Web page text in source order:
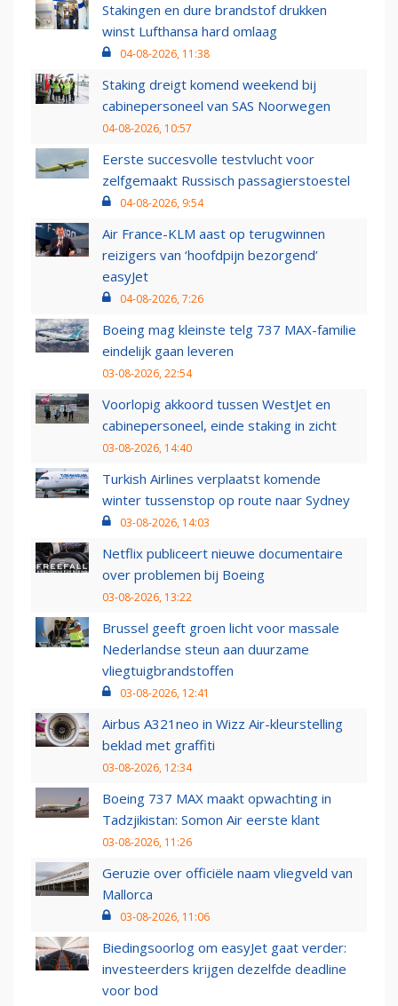
Stakingen en dure brandstof drukken
winst Lufthansa hard omlaag
04-08-2026, 11:38
Staking dreigt komend weekend bij
cabinepersoneel van SAS Noorwegen
04-08-2026, 10:57
Eerste succesvolle testvlucht voor
zelfgemaakt Russisch passagierstoestel
04-08-2026, 9:54
Air France-KLM aast op terugwinnen
reizigers van ‘hoofdpijn bezorgend’
easyJet
04-08-2026, 7:26
Boeing mag kleinste telg 737 MAX-familie
eindelijk gaan leveren
03-08-2026, 22:54
Voorlopig akkoord tussen WestJet en
cabinepersoneel, einde staking in zicht
03-08-2026, 14:40
Turkish Airlines verplaatst komende
winter tussenstop op route naar Sydney
03-08-2026, 14:03
Netflix publiceert nieuwe documentaire
over problemen bij Boeing
03-08-2026, 13:22
Brussel geeft groen licht voor massale
Nederlandse steun aan duurzame
vliegtuigbrandstoffen
03-08-2026, 12:41
Airbus A321neo in Wizz Air-kleurstelling
beklad met graffiti
03-08-2026, 12:34
Boeing 737 MAX maakt opwachting in
Tadzjikistan: Somon Air eerste klant
03-08-2026, 11:26
Geruzie over officiële naam vliegveld van
Mallorca
03-08-2026, 11:06
Biedingsoorlog om easyJet gaat verder:
investeerders krijgen dezelfde deadline
voor bod